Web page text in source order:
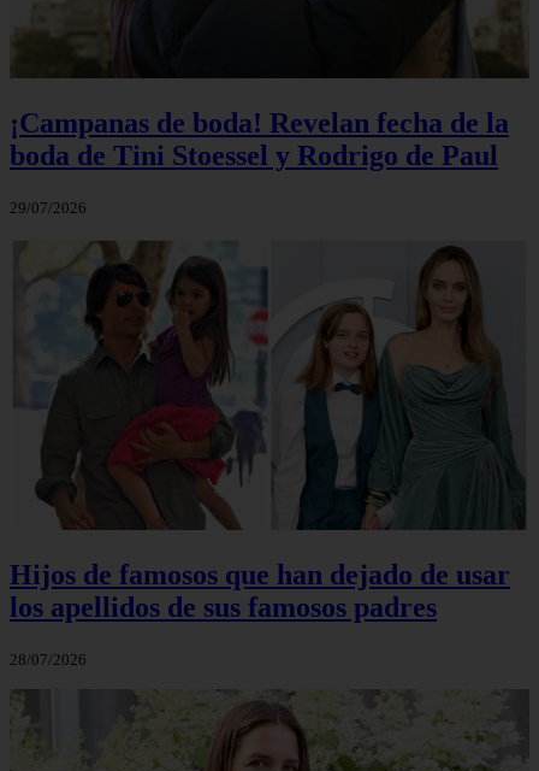
¡Campanas de boda! Revelan fecha de la
boda de Tini Stoessel y Rodrigo de Paul
29/07/2026
Hijos de famosos que han dejado de usar
los apellidos de sus famosos padres
28/07/2026